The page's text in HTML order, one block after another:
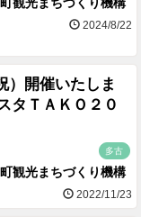
観光まちづくり機構
2024/8/22
）開催いたしま
タＴＡＫＯ２０
多古
観光まちづくり機構
2022/11/23